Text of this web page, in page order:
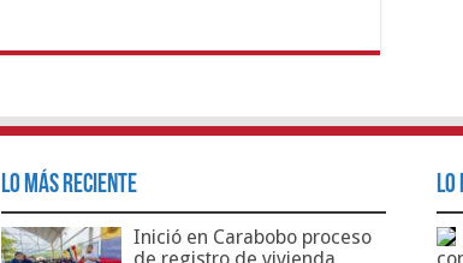
Lo Más Reciente
Inició en Carabobo proceso
Lo